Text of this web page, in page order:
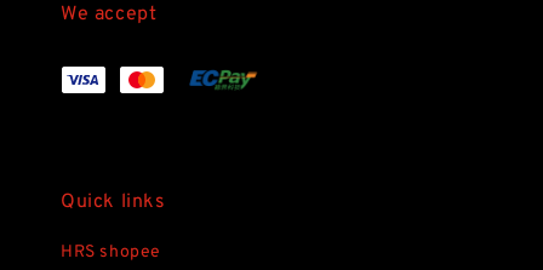
We accept
Quick links
HRS shopee